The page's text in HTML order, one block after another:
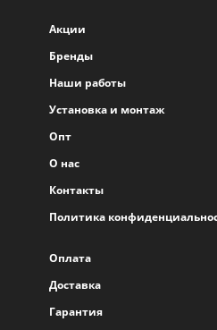
Акции
Бренды
Наши работы
Установка и монтаж
Опт
О нас
Контакты
Политика
Оплата
Доставка
Гарантия